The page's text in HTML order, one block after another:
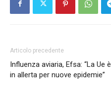
Articolo precedente
Influenza aviaria, Efsa: “La Ue è
in allerta per nuove epidemie”